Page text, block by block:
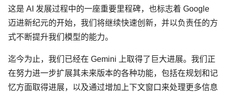
这是 AI 发展过程中的一座重要里程碑，也标志着 Google
迈进新纪元的开始，我们将继续快速创新，并以负责任的方
式不断提升我们模型的能力。
迄今为止，我们已经在 Gemini 上取得了巨大进展。我们正
在努力进一步扩展其未来版本的各种功能，包括在规划和记
忆方面取得进展，以及通过增加上下文窗口来处理更多信息